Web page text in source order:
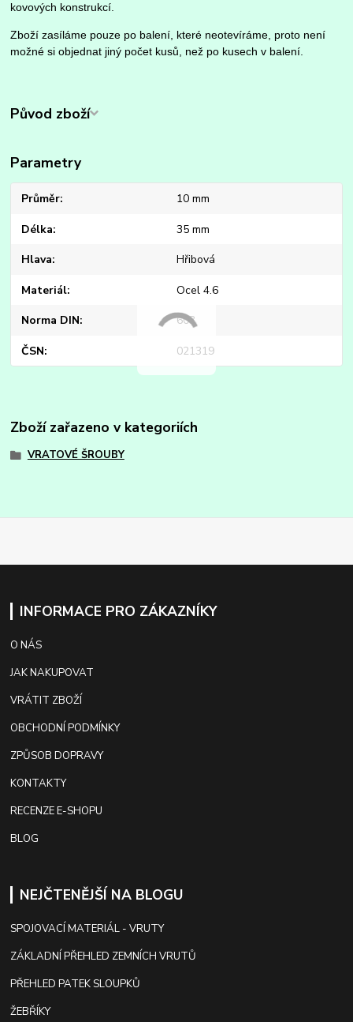
kovových konstrukcí.
Zboží zasíláme pouze po balení, které neotevíráme, proto není
možné si objednat jiný počet kusů, než po kusech v balení.
Původ zboží
Parametry
Průměr 10 mm
Délka 35 mm
Hlava Hřibová
Materiál Ocel 4.6
Norma DIN 603
ČSN 021319
Zboží zařazeno v kategoriích
VRATOVÉ ŠROUBY
INFORMACE PRO ZÁKAZNÍKY
O NÁS
JAK NAKUPOVAT
VRÁTIT ZBOŽÍ
OBCHODNÍ PODMÍNKY
ZPŮSOB DOPRAVY
KONTAKTY
RECENZE E-SHOPU
BLOG
NEJČTENĚJŠÍ NA BLOGU
SPOJOVACÍ MATERIÁL - VRUTY
ZÁKLADNÍ PŘEHLED ZEMNÍCH VRUTŮ
PŘEHLED PATEK SLOUPKŮ
ŽEBŘÍKY